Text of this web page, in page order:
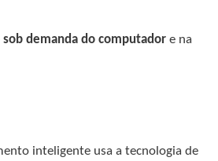
sob demanda do computador e na
inteligente usa a tecnologia de